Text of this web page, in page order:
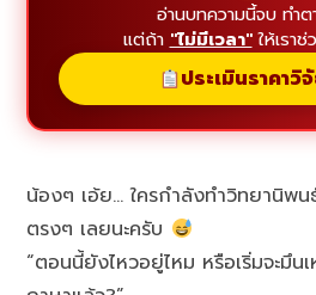
อ่านบทความนี้จบ ทำต
แต่ถ้า "ไม่มีเวลา"ให้เราช่
ประเมินราคา
น้องๆ เอ้ย… ใครกำลังทำวิทยานิพ
ตรงๆ เลยนะครับ
“ตอนนี้ยังไหวอยู่ไหม หรือเริ่มจะมึ